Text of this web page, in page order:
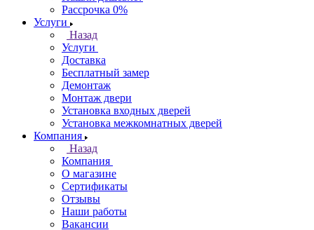
Рассрочка 0%
Услуги
Назад
Услуги
Доставка
Бесплатный замер
Демонтаж
Монтаж двери
Установка входных дверей
Установка межкомнатных дверей
Компания
Назад
Компания
О магазине
Сертификаты
Отзывы
Наши работы
Вакансии